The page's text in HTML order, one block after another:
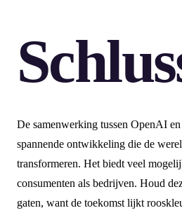
De samenwerking tussen OpenAI
spannende ontwikkeling die de
transformeren. Het biedt veel
consumenten als bedrijven. Houd
gaten, want de toekomst lijkt